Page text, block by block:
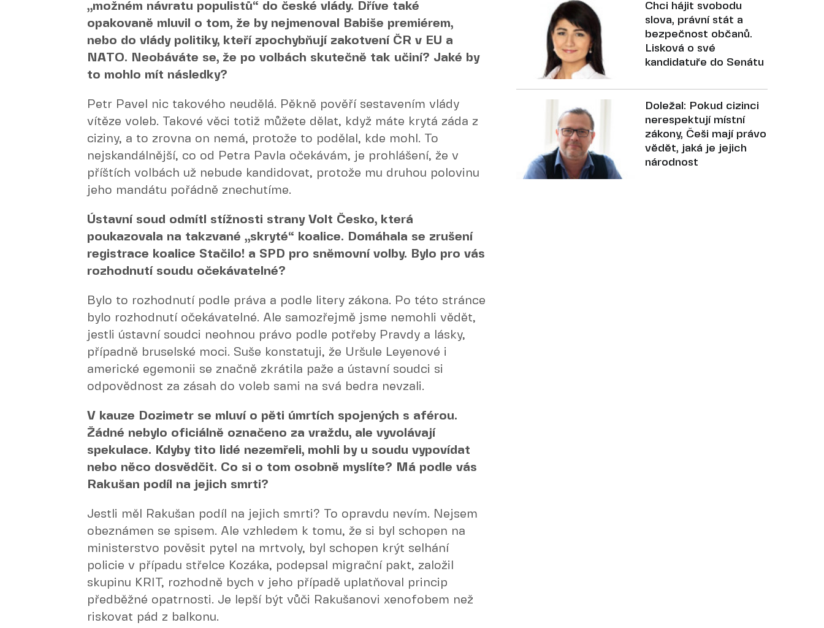
„možném návratu populistů“ do české vlády. Dříve také
opakovaně mluvil o tom, že by nejmenoval Babiše premiérem,
nebo do vlády politiky, kteří zpochybňují zakotvení ČR v EU a
NATO. Neobáváte se, že po volbách skutečně tak učiní? Jaké by
to mohlo mít následky?
Petr Pavel nic takového neudělá. Pěkně pověří sestavením vlády
vítěze voleb. Takové věci totiž můžete dělat, když máte krytá záda z
ciziny, a to zrovna on nemá, protože to podělal, kde mohl. To
nejskandálnější, co od Petra Pavla očekávám, je prohlášení, že v
příštích volbách už nebude kandidovat, protože mu druhou polovinu
jeho mandátu pořádně znechutíme.
Ústavní soud odmítl stížnosti strany Volt Česko, která
poukazovala na takzvané „skryté“ koalice. Domáhala se zrušení
registrace koalice Stačilo! a SPD pro sněmovní volby. Bylo pro vás
rozhodnutí soudu očekávatelné?
Bylo to rozhodnutí podle práva a podle litery zákona. Po této stránce
bylo rozhodnutí očekávatelné. Ale samozřejmě jsme nemohli vědět,
jestli ústavní soudci neohnou právo podle potřeby Pravdy a lásky,
případně bruselské moci. Suše konstatuji, že Uršule Leyenové i
americké egemonii se značně zkrátila paže a ústavní soudci si
odpovědnost za zásah do voleb sami na svá bedra nevzali.
V kauze Dozimetr se mluví o pěti úmrtích spojených s aférou.
Žádné nebylo oficiálně označeno za vraždu, ale vyvolávají
spekulace. Kdyby tito lidé nezemřeli, mohli by u soudu vypovídat
nebo něco dosvědčit. Co si o tom osobně myslíte? Má podle vás
Rakušan podíl na jejich smrti?
Jestli měl Rakušan podíl na jejich smrti? To opravdu nevím. Nejsem
obeznámen se spisem. Ale vzhledem k tomu, že si byl schopen na
ministerstvo pověsit pytel na mrtvoly, byl schopen krýt selhání
policie v případu střelce Kozáka, podepsal migrační pakt, založil
skupinu KRIT, rozhodně bych v jeho případě uplatňoval princip
předběžné opatrnosti. Je lepší být vůči Rakušanovi xenofobem než
riskovat pád z balkonu.
Chci hájit svobodu
slova, právní stát a
bezpečnost občanů.
Lisková o své
kandidatuře do Senátu
Doležal: Pokud cizinci
nerespektují místní
zákony, Češi mají právo
vědět, jaká je jejich
národnost